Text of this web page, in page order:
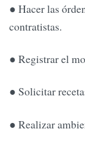
● Hacer las
contratistas.
● Registrar el
● Solicitar
● Realizar